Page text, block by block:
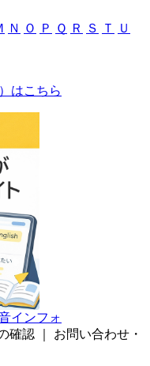
Ｎ Ｏ Ｐ Ｑ Ｒ Ｓ Ｔ
Ｕ
はこちら
インフォ
確認
お問い合わせ・